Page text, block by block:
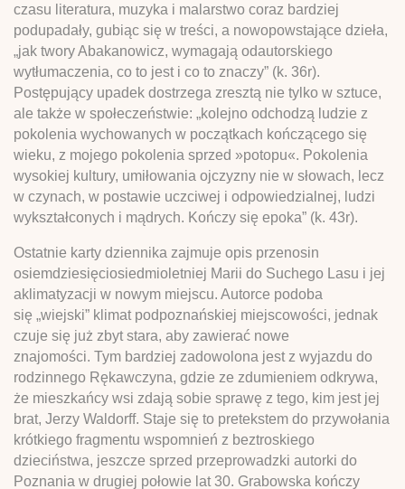
czasu literatura, muzyka i malarstwo coraz bardziej
podupadały, gubiąc się w treści, a nowopowstające dzieła,
„jak twory Abakanowicz, wymagają odautorskiego
wytłumaczenia, co to jest i co to znaczy” (k. 36r).
Postępujący upadek dostrzega zresztą nie tylko w sztuce,
ale także w społeczeństwie: „kolejno odchodzą ludzie z
pokolenia wychowanych w początkach kończącego się
wieku, z mojego pokolenia sprzed »potopu«. Pokolenia
wysokiej kultury, umiłowania ojczyzny nie w słowach, lecz
w czynach, w postawie uczciwej i odpowiedzialnej, ludzi
wykształconych i mądrych. Kończy się epoka” (k. 43r).
Ostatnie karty dziennika zajmuje opis przenosin
osiemdziesięciosiedmioletniej Marii do Suchego Lasu i jej
aklimatyzacji w nowym miejscu. Autorce podoba
się „wiejski” klimat podpoznańskiej miejscowości, jednak
czuje się już zbyt stara, aby zawierać nowe
znajomości. Tym bardziej zadowolona jest z wyjazdu do
rodzinnego Rękawczyna, gdzie ze zdumieniem odkrywa,
że mieszkańcy wsi zdają sobie sprawę z tego, kim jest jej
brat, Jerzy Waldorff. Staje się to pretekstem do przywołania
krótkiego fragmentu wspomnień z beztroskiego
dzieciństwa, jeszcze sprzed przeprowadzki autorki do
Poznania w drugiej połowie lat 30. Grabowska kończy